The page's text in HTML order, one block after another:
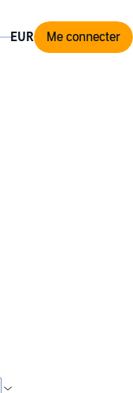
Me connecter